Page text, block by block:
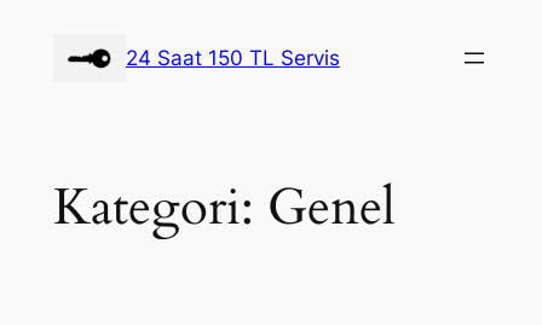
24 Saat 150 TL Servis
Kategori: Genel